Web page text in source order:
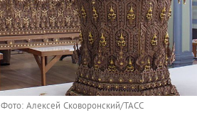
Фото: Алексей Сковоронский/ТАСС